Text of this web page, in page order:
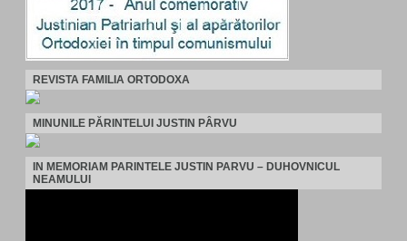
REVISTA FAMILIA ORTODOXA
MINUNILE PĂRINTELUI JUSTIN PÂRVU
IN MEMORIAM PARINTELE JUSTIN PARVU – DUHOVNICUL
NEAMULUI